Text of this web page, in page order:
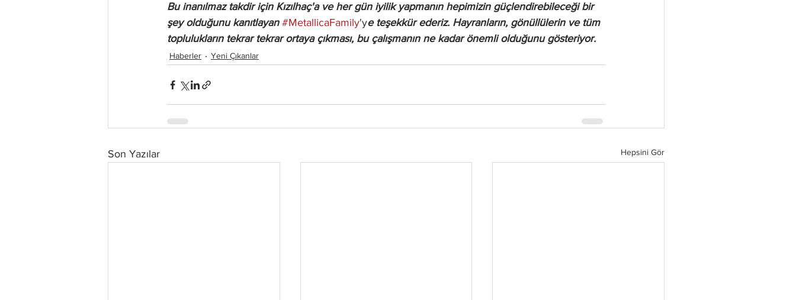
Bu inanılmaz takdir için Kızılhaç'a ve her gün iyilik yapmanın hepimizin güçlendirebileceği bir
şey olduğunu kanıtlayan #MetallicaFamily'ye teşekkür ederiz. Hayranların, gönüllülerin ve tüm
toplulukların tekrar tekrar ortaya çıkması, bu çalışmanın ne kadar önemli olduğunu gösteriyor.
Haberler Yeni Çıkanlar
Son Yazılar Hepsini Gör